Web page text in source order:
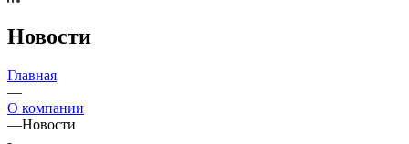
Новости
Главная
—
О компании
—Новости